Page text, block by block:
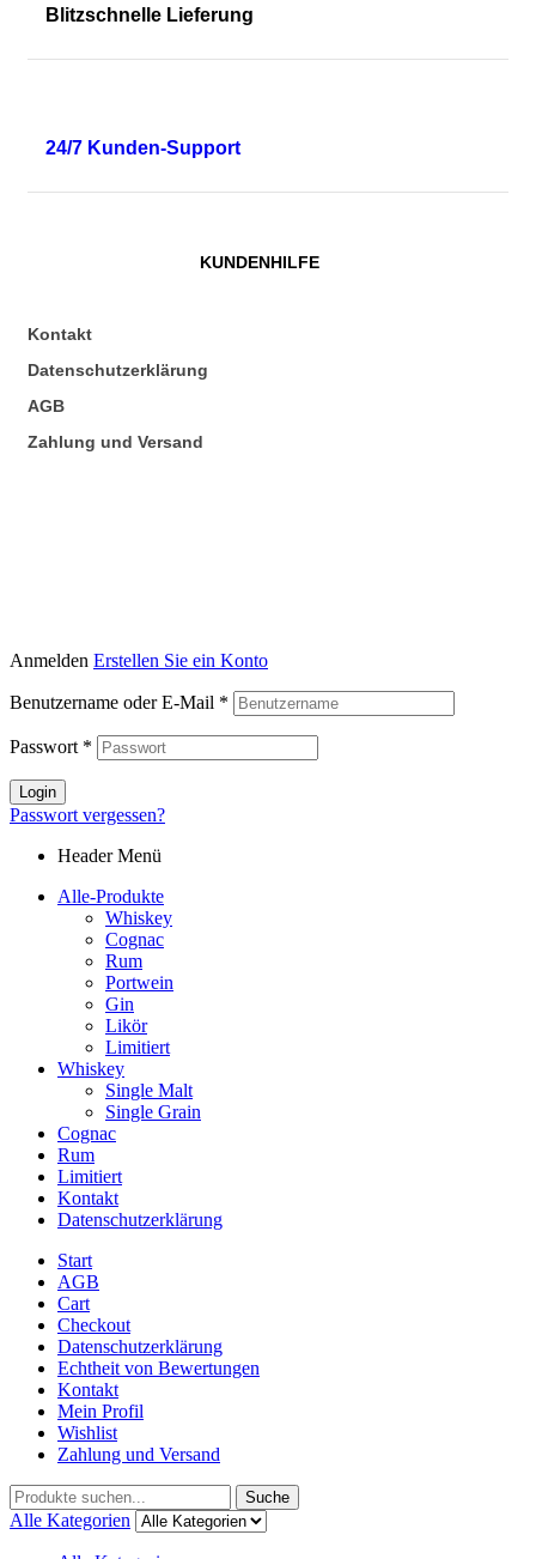
Blitzschnelle Lieferung
24/7 Kunden-Support
KUNDENHILFE
Kontakt
Datenschutzerklärung
AGB
Zahlung und Versand
Anmelden Erstellen Sie ein Konto
Benutzername oder E-Mail *
Passwort *
Login
Passwort vergessen?
Header Menü
Alle-Produkte
Whiskey
Cognac
Rum
Portwein
Gin
Likör
Limitiert
Whiskey
Single Malt
Single Grain
Cognac
Rum
Limitiert
Kontakt
Datenschutzerklärung
Start
AGB
Cart
Checkout
Datenschutzerklärung
Echtheit von Bewertungen
Kontakt
Mein Profil
Wishlist
Zahlung und Versand
Suche
Alle Kategorien